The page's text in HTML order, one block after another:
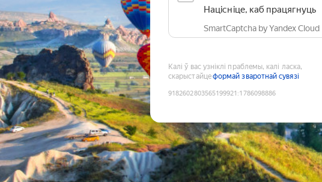
Націсніце, каб працягнуць
SmartCaptcha by Yandex Cloud
Калі ў вас узніклі праблемы, калі ласка,
скарыстайцеформай зваротнай сувязі
9182602803565199921 :1786098886